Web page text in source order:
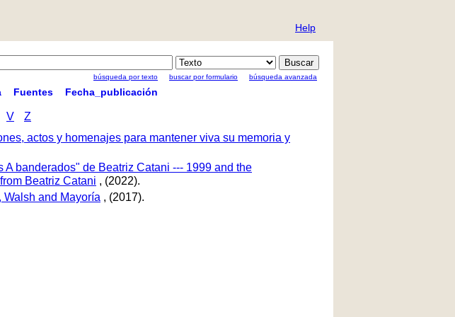
Help
búsqueda por texto buscar por formulario búsqueda avanzada
Fuentes Fecha_publicación
V
Z
actos y homenajes para mantener viva su memoria y
banderados" de Beatriz Catani --- 1999 and the
Beatriz Catani , (2022).
and Mayoría , (2017).